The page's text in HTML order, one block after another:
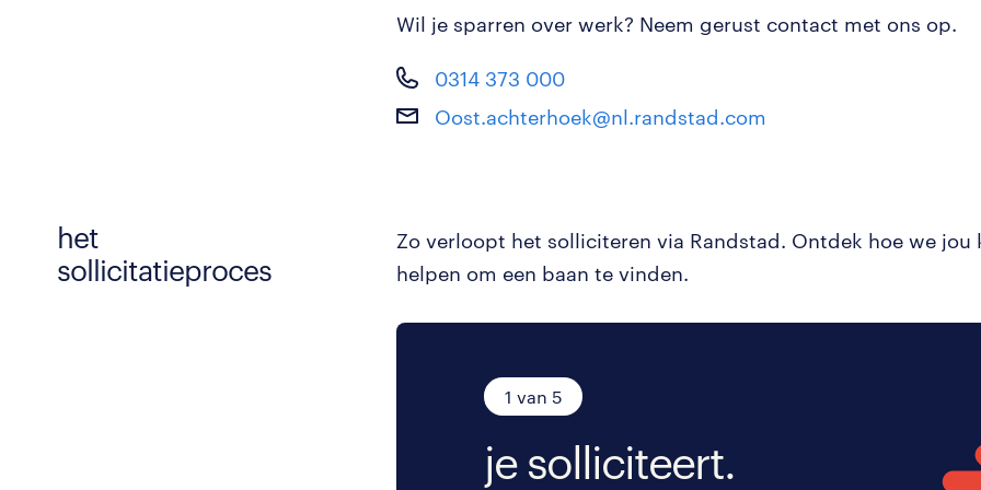
Wil je sparren over werk? Neem gerust contact met ons op.
0314 373 000
Oost.achterhoek@nl.randstad.com
het
sollicitatieproces
Zo verloopt het solliciteren via Randstad. Ontdek hoe we jou
helpen om een baan te vinden.
1 van 5
je solliciteert.